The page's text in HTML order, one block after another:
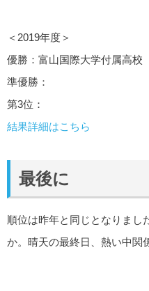
＜2019年度＞
優勝：富山国際大学付属高校
準優勝：
第3位：
結果詳細はこちら
最後に
順位は昨年と同じとなりまし
か。晴天の最終日、熱い中関